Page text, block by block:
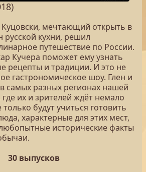
мечтающий открыть в
кухни, решил
путешествие по России.
Кучера поможет ему узнать
рецепты и традиции. И это не
гастрономическое шоу. Глен и
самых разных регионах нашей
их и зрителей ждёт немало
будут учиться готовить
характерные для этих мест,
исторические факты
30 выпусков